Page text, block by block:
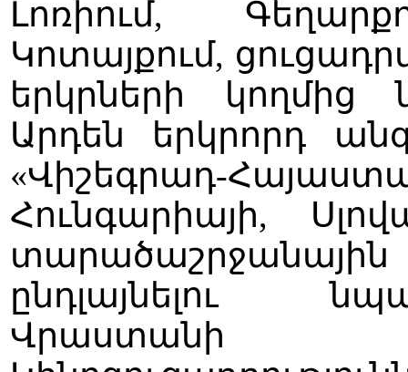
Լոռիում,
Կոտայքում,
երկրների կողմից
Արդեն երկրորդ
«Վիշեգրադ-
Հունգարիայի,
ընդլայնելու
Վրաստանի